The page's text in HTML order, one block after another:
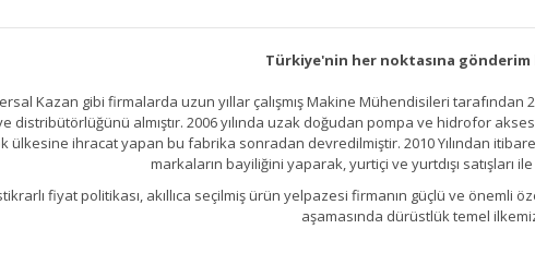
Türkiye'nin her noktasına
Kazan gibi firmalarda uzun yıllar çalışmış Makine Mühendisileri
distribütörlüğünü almıştır. 2006 yılında uzak doğudan pompa ve hidrofor
ülkesine ihracat yapan bu fabrika sonradan devredilmiştir. 2010 Yılından
markaların bayiliğini yaparak, yurtiçi ve yurtdışı satışları
fiyat politikası, akıllıca seçilmiş ürün yelpazesi firmanın güçlü ve
aşamasında dürüstlük temel